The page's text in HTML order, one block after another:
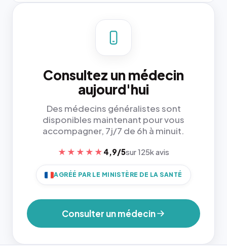
Consultez un médecin
aujourd'hui
Des médecins généralistes sont
disponibles maintenant pour vous
accompagner, 7j/7 de 6h à minuit.
★★★★★ 4,9/5sur 125k avis
AGRÉÉ PAR LE MINISTÈRE DE LA SANTÉ
Consulter un médecin